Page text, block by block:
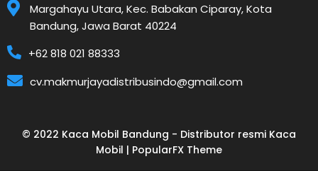
Margahayu Utara, Kec. Babakan Ciparay, Kota
Bandung, Jawa Barat 40224
+62 818 021 88333
cv.makmurjayadistribusindo@gmail.com
© 2022 Kaca Mobil Bandung - Distributor resmi Kaca
Mobil | PopularFX Theme